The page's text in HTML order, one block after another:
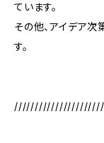
ています。
その他、アイデア
す。